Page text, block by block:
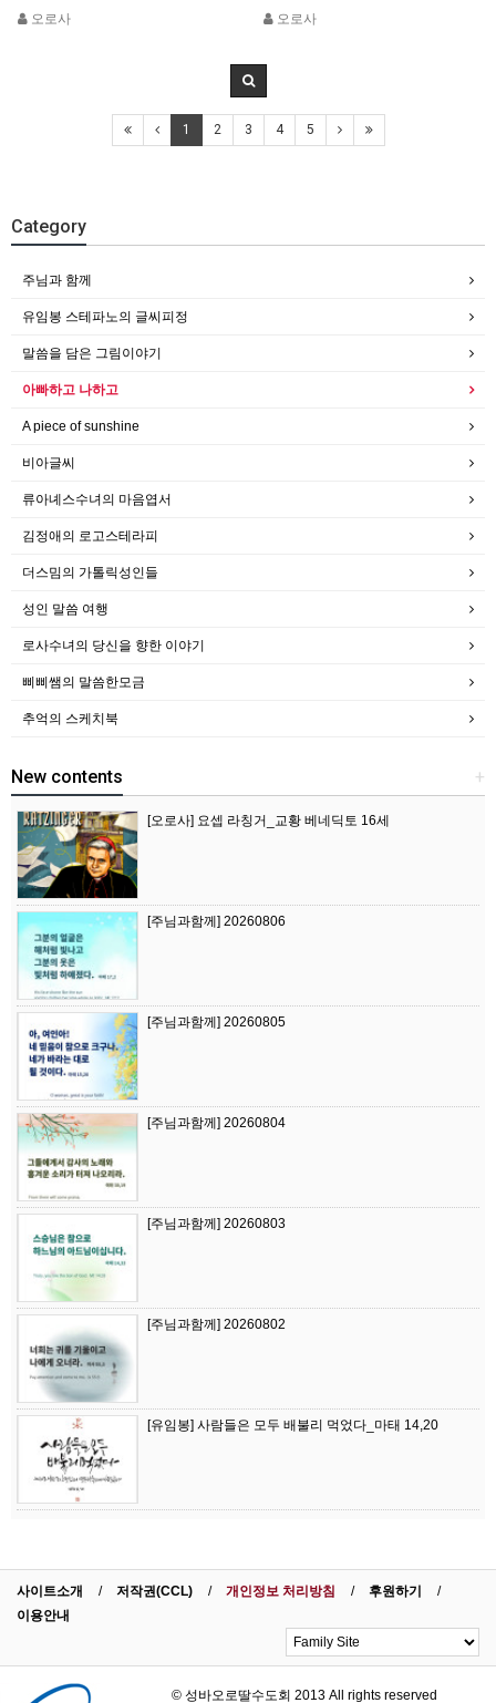
오로사
오로사
1 2 3 4 5
Category
주님과 함께
유임봉 스테파노의 글씨피정
말씀을 담은 그림이야기
아빠하고 나하고
A piece of sunshine
비아글씨
류아녜스수녀의 마음엽서
김정애의 로고스테라피
더스밈의 가톨릭성인들
성인 말씀 여행
로사수녀의 당신을 향한 이야기
삐삐쌤의 말씀한모금
추억의 스케치북
+
New contents
[오로사] 요셉 라칭거_교황 베네딕토 16세
[주님과함께] 20260806
[주님과함께] 20260805
[주님과함께] 20260804
[주님과함께] 20260803
[주님과함께] 20260802
[유임봉] 사람들은 모두 배불리 먹었다_마태 14,20
사이트소개 저작권(CCL) 개인정보 처리방침
후원하기
이용안내
© 성바오로딸수도회 2013 All rights reserved